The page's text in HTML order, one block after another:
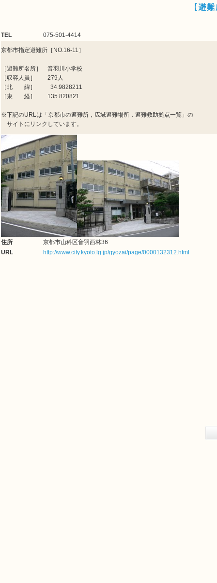
【避
TEL 075-501-4414
京都市指定避難所［NO.16-11］
［避難所名所］ 音羽川小学校
［収容人員］ 279人
［北 緯］ 34.9828211
［東 経］ 135.820821
※下記のURLは「京都市の避難所，広域避難場所，避難救助拠点一覧」の
サイトにリンクしています。
住所
京都市山科区音羽西林36
URL
http://www.city.kyoto.lg.jp/gyozai/page/0000132312.html